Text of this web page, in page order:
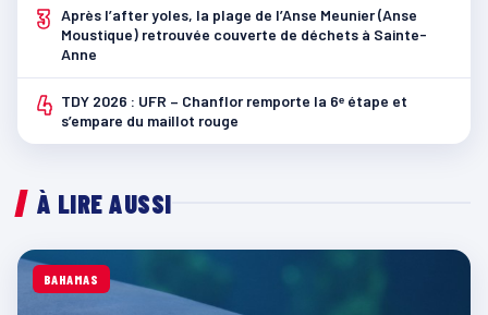
3 Après l’after yoles, la plage de l’Anse Meunier (Anse
Moustique) retrouvée couverte de déchets à Sainte-
Anne
4 TDY 2026 : UFR – Chanflor remporte la 6ᵉ étape et
s’empare du maillot rouge
À LIRE AUSSI
BAHAMAS